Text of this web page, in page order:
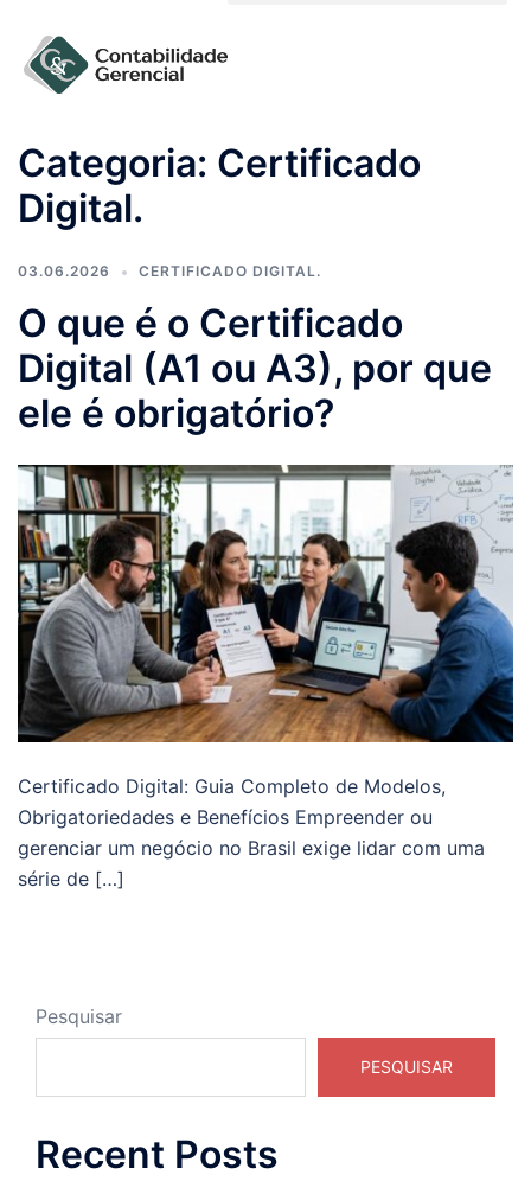
Categoria: Certificado
Digital.
03.06.2026 CERTIFICADO DIGITAL.
O que é o Certificado
Digital (A1 ou A3), por que
ele é obrigatório?
Certificado Digital: Guia Completo de Modelos,
Obrigatoriedades e Benefícios Empreender ou
gerenciar um negócio no Brasil exige lidar com uma
série de […]
Pesquisar
PESQUISAR
Recent Posts